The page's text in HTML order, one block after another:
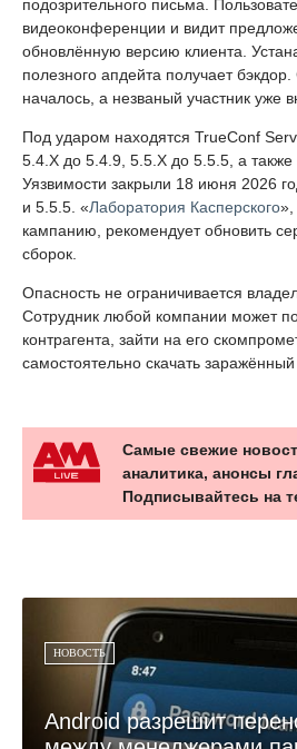
подозрительного письма.
видеоконференции и видит
обновлённую версию клиента.
полезного апдейта получает
началось, а незваный участник уже
Под ударом находятся TrueConf
5.4.X до 5.4.9, 5.5.X до 5.5.5, а также
Уязвимости закрыли 18 июня 2026
и 5.5.5. «Лаборатория Касперского»,
кампанию, рекомендует обновить
сборок.
Опасность не ограничивается
Сотрудник любой компании может
контрагента, зайти на его
самостоятельно скачать заражённый
Самые свежие
аналитика, анонсы
Подписывайтесь на
НОВОСТЬ
Android разрешит